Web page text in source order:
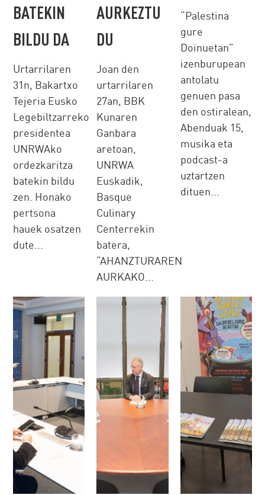
BATEKIN
BILDU DA
Urtarrilaren
31n, Bakartxo
Tejeria Eusko
Legebiltzarreko
presidentea
UNRWAko
ordezkaritza
batekin bildu
zen. Honako
pertsona
hauek osatzen
dute...
AURKEZTU
DU
Joan den
urtarrilaren
27an, BBK
Kunaren
Ganbara
aretoan,
UNRWA
Euskadik,
Basque
Culinary
Centerrekin
batera,
“AHANZTURAREN
AURKAKO...
“Palestina
gure
Doinuetan”
izenburupean
antolatu
genuen pasa
den ostiralean,
Abenduak 15,
musika eta
podcast-a
uztartzen
dituen...